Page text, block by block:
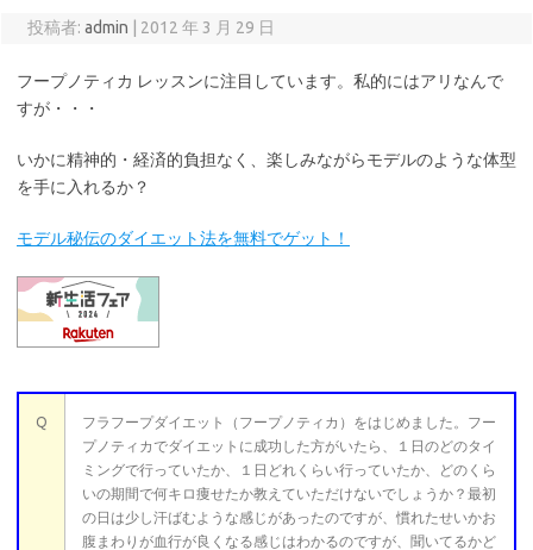
投稿者: admin 2012 年 3 月 29 日
フープノティカ レッスンに注目しています。私的にはアリなんで
すが・・・
いかに精神的・経済的負担なく、楽しみながらモデルのような体型
を手に入れるか？
モデル秘伝のダイエット法を無料でゲット！
Q
フラフープダイエット（フープノティカ）をはじめました。フー
プノティカでダイエットに成功した方がいたら、１日のどのタイ
ミングで行っていたか、１日どれくらい行っていたか、どのくら
いの期間で何キロ痩せたか教えていただけないでしょうか？最初
の日は少し汗ばむような感じがあったのですが、慣れたせいかお
腹まわりが血行が良くなる感じはわかるのですが、聞いてるかど